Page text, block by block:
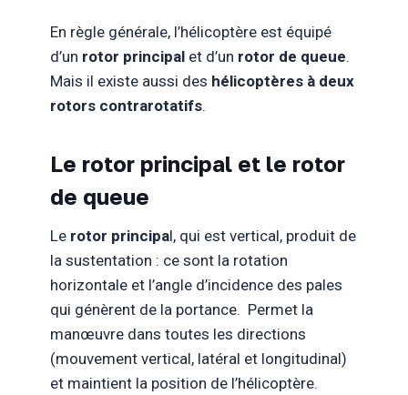
En règle générale, l’hélicoptère est équipé
d’un rotor principalet d’un rotor de queue.
Mais il existe aussi des hélicoptères à deux
rotors contrarotatifs.
Le rotor principal et le rotor
de queue
Lerotor principal, qui est vertical, produit de
la sustentation : ce sont la rotation
horizontale et l’angle d’incidence des pales
qui génèrent de la portance. Permet la
manœuvre dans toutes les directions
(mouvement vertical, latéral et longitudinal)
et maintient la position de l’hélicoptère.